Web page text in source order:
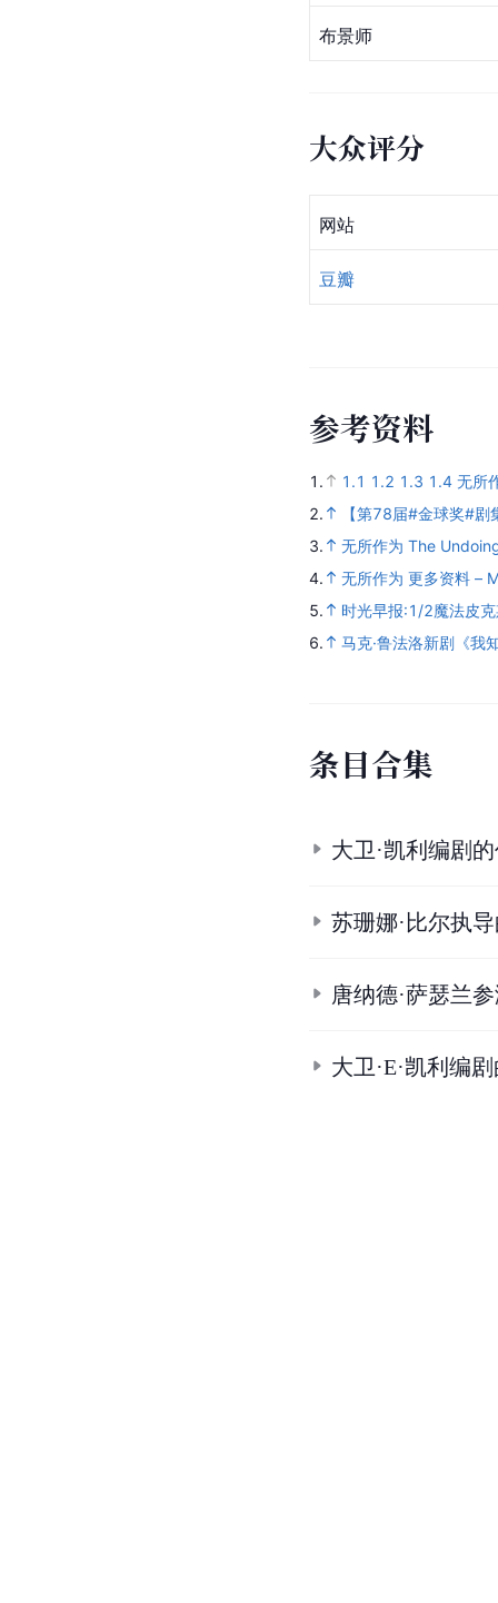
布景师
大众评分
网站
豆瓣
参考资料
1. 1.1 1.2 1.3 1.4 无所
2.
【第78届#金球奖#
3.
无所作为 The
4.
无所作为 更多资料 –
5.
时光早报:1/2魔法皮
6.
马克·鲁法洛新剧《我
条目合集
大卫·凯利编剧
苏珊娜·比尔执
唐纳德·萨瑟兰
大卫·E·凯利编